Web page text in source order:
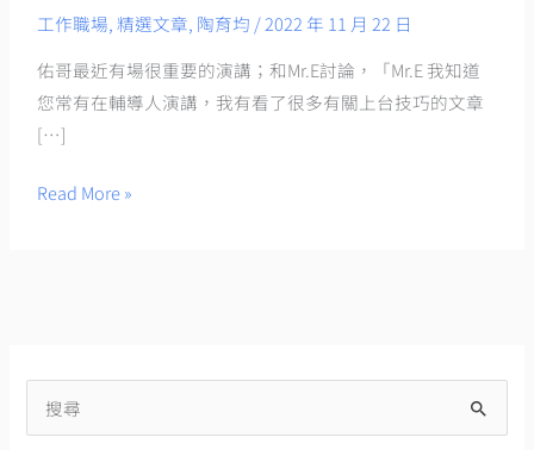
工作職場,精選文章, 陶育均 /2022 年 11 月 22 日
佑哥最近有場很重要的演講；和Mr.E討論，「Mr.E 我知道
您常有在輔導人演講，我有看了很多有關上台技巧的文章
[…]
Read More »